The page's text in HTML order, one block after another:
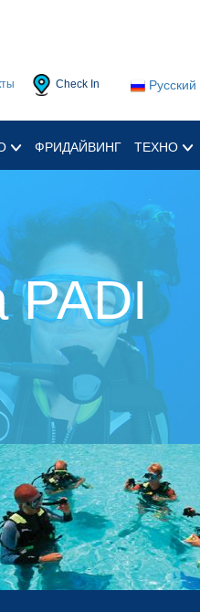
Русский
Check In
ФРИДАЙВИНГ ТЕХНО
PADI